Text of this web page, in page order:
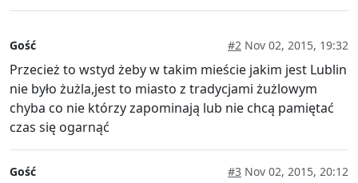
Gość #2 Nov 02, 2015, 19:32
Przecież to wstyd żeby w takim mieście jakim jest Lublin
nie było żużla,jest to miasto z tradycjami żużlowym
chyba co nie którzy zapominają lub nie chcą pamiętać
czas się ogarnąć
Gość #3 Nov 02, 2015, 20:12